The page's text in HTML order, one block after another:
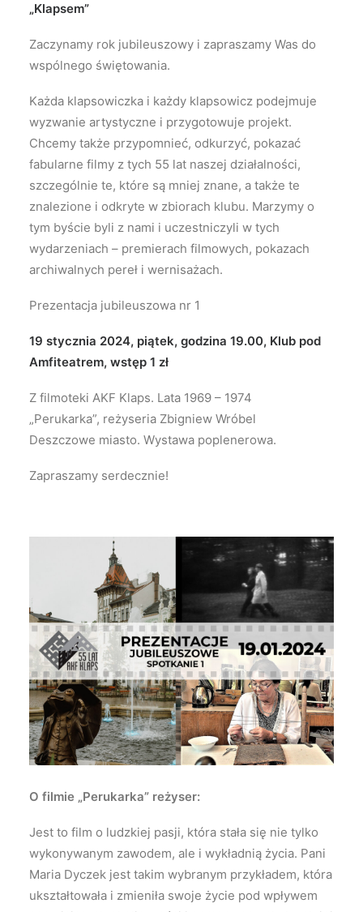
„Klapsem”
Zaczynamy rok jubileuszowy i zapraszamy Was do
wspólnego świętowania.
Każda klapsowiczka i każdy klapsowicz podejmuje
wyzwanie artystyczne i przygotowuje projekt.
Chcemy także przypomnieć, odkurzyć, pokazać
fabularne filmy z tych 55 lat naszej działalności,
szczególnie te, które są mniej znane, a także te
znalezione i odkryte w zbiorach klubu. Marzymy o
tym byście byli z nami i uczestniczyli w tych
wydarzeniach – premierach filmowych, pokazach
archiwalnych pereł i wernisażach.
Prezentacja jubileuszowa nr 1
19 stycznia 2024, piątek, godzina 19.00, Klub pod
Amfiteatrem, wstęp 1 zł
Z filmoteki AKF Klaps. Lata 1969 – 1974
„Perukarka”, reżyseria Zbigniew Wróbel
Deszczowe miasto. Wystawa poplenerowa.
Zapraszamy serdecznie!
O filmie „Perukarka” reżyser:
Jest to film o ludzkiej pasji, która stała się nie tylko
wykonywanym zawodem, ale i wykładnią życia. Pani
Maria Dyczek jest takim wybranym przykładem, która
ukształtowała i zmieniła swoje życie pod wpływem